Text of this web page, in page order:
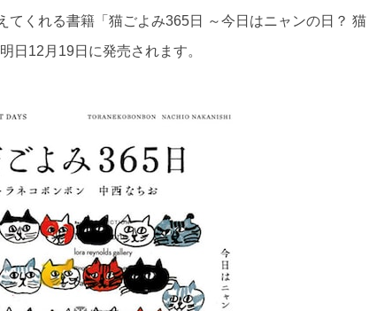
てくれる書籍「猫ごよみ365日 ～今日はニャンの日？ 猫
日12月19日に発売されます。